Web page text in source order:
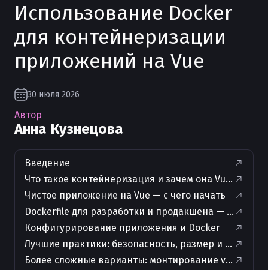
Вход
Использование Docker
для контейнеризации
приложений на Vue
30 июля 2026
Автор
Анна Кузнецова
Введение
Что такое контейнеризация и зачем она Vue-
Чистое приложение на Vue — с чего начать
Dockerfile для разработки и продакшена —
Конфигурирование приложения и Docker
Лучшие практики: безопасность, размер и
Более сложные варианты: монтирование volume,